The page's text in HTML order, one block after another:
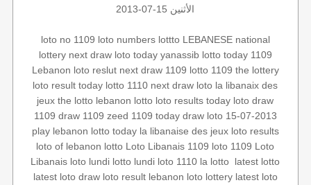
الأثنين 15-07-2013
loto no 1109 loto numbers lottto LEBANESE national
lottery next draw loto today yanassib lotto today 1109
Lebanon loto reslut next draw 1109 lotto 1109 the lottery
loto result today lotto 1110 next draw loto la libanaix des
jeux the lotto lebanon lotto loto results today loto draw
1109 draw 1109 zeed 1109 today draw loto 15-07-2013
play lebanon lotto today la libanaise des jeux loto results
loto of lebanon lotto Loto Libanais 1109 loto 1109 Loto
Libanais loto lundi lotto lundi loto 1110 la lotto latest lotto
latest loto draw loto result lebanon loto lottery latest loto